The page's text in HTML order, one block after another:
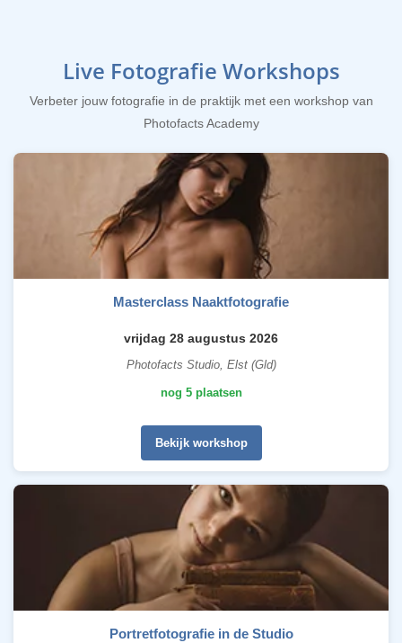
Live Fotografie Workshops
Verbeter jouw fotografie in de praktijk met een workshop van
Photofacts Academy
Masterclass Naaktfotografie
vrijdag 28 augustus 2026
Photofacts Studio, Elst (Gld)
nog 5 plaatsen
Bekijk workshop
Portretfotografie in de Studio